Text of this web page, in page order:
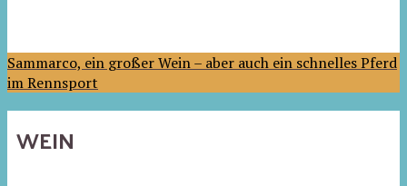
Sammarco, ein großer Wein – aber auch ein schnelles Pferd
im Rennsport
WEIN